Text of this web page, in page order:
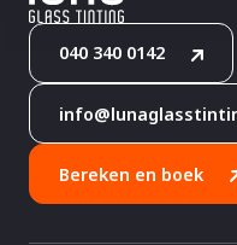
040 340 0142
Bereken en boek